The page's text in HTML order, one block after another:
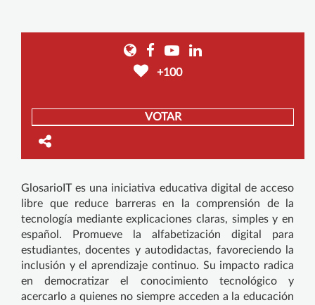
+100
VOTAR
GlosarioIT es una iniciativa educativa digital de acceso
libre que reduce barreras en la comprensión de la
tecnología mediante explicaciones claras, simples y en
español. Promueve la alfabetización digital para
estudiantes, docentes y autodidactas, favoreciendo la
inclusión y el aprendizaje continuo. Su impacto radica
en democratizar el conocimiento tecnológico y
acercarlo a quienes no siempre acceden a la educación